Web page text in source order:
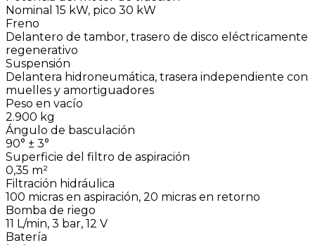
Nominal 15 kW, pico 30 kW
Freno
Delantero de tambor, trasero de disco eléctricamente
regenerativo
Suspensión
Delantera hidroneumática, trasera independiente con
muelles y amortiguadores
Peso en vacío
2.900 kg
Ángulo de basculación
90° ± 3°
Superficie del filtro de aspiración
0,35 m²
Filtración hidráulica
100 micras en aspiración, 20 micras en retorno
Bomba de riego
11 L/min, 3 bar, 12 V
Batería